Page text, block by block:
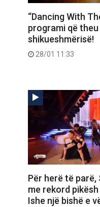
“Dancing With
programi që
shikueshmërisë!
28/01 11:33
Për herë të parë,
me rekord
Ishe një bishë e